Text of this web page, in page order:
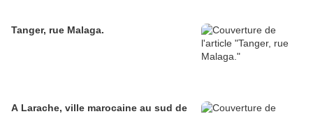
Tanger, rue Malaga.
A Larache, ville marocaine au sud de